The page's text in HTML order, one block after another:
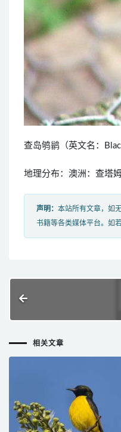
查岛鸲鹟（英文名：
地理分布：澳洲：查塔
声明： 本站所有文章，如
书籍等各类媒体平台。如
相关文章